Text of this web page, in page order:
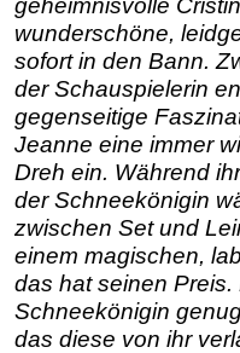
wunderschöne,
sofort in den Bann.
der Schauspielerin
gegenseitige
Jeanne eine immer
Dreh ein. Während
der Schneekönigin
zwischen Set und
einem magischen,
das hat seinen
Schneekönigin
das diese von ihr